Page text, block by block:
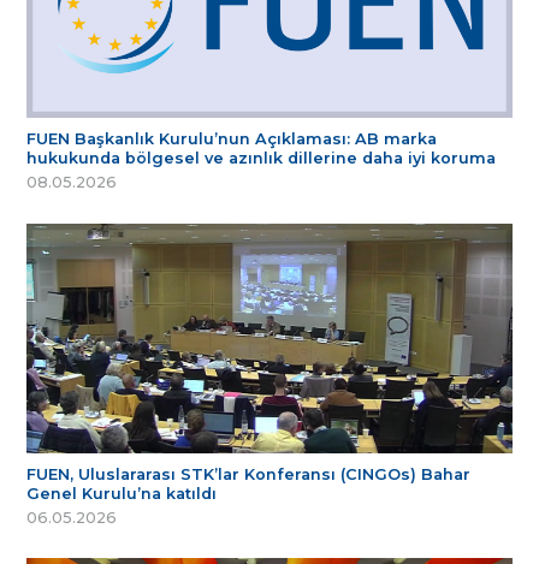
FUEN Başkanlık Kurulu’nun Açıklaması: AB marka
hukukunda bölgesel ve azınlık dillerine daha iyi koruma
08.05.2026
FUEN, Uluslararası STK’lar Konferansı (CINGOs) Bahar
Genel Kurulu’na katıldı
06.05.2026